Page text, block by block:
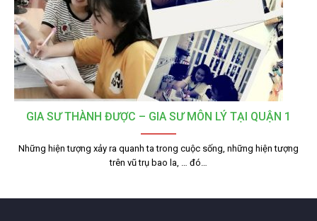
GIA SƯ THÀNH ĐƯỢC – GIA SƯ MÔN LÝ TẠI QUẬN 1
Những hiện tượng xảy ra quanh ta trong cuộc sống, những hiện tượng
trên vũ trụ bao la, … đó…